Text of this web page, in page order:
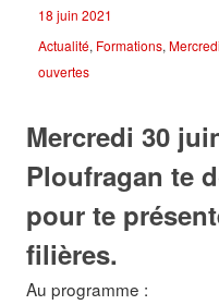
18 juin 2021
Actualité, Formations,
ouvertes
Mercredi 30
Ploufragan te
pour te
filières.
Au programme :